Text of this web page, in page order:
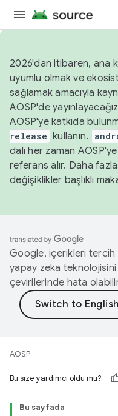
2026'dan itibaren, ana
uyumlu olmak ve
sağlamak amacıyla
AOSP'de
AOSP'ye katkıda
release kullanın.
dalı her zaman
referans alır. Daha
değişiklikler başlıklı
Google, içerikleri
yapay zeka teknolojisini
çevirilerinde hata
AOSP
Bu size yardımcı oldu mu?
Bu sayfada